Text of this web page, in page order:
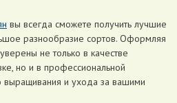
вы всегда сможете получить лучшие
разнообразие сортов. Оформляя
не только в качестве
но и в профессиональной
выращивания и ухода за вашими